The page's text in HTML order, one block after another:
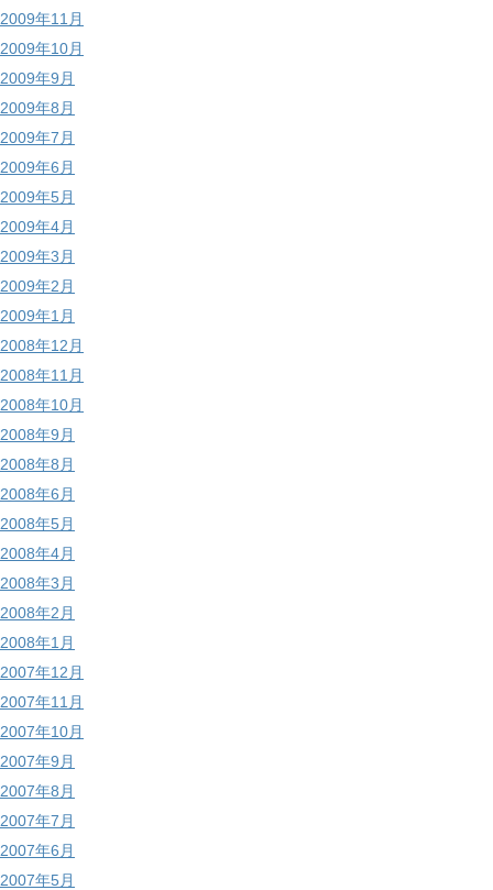
2009年11月
2009年10月
2009年9月
2009年8月
2009年7月
2009年6月
2009年5月
2009年4月
2009年3月
2009年2月
2009年1月
2008年12月
2008年11月
2008年10月
2008年9月
2008年8月
2008年6月
2008年5月
2008年4月
2008年3月
2008年2月
2008年1月
2007年12月
2007年11月
2007年10月
2007年9月
2007年8月
2007年7月
2007年6月
2007年5月